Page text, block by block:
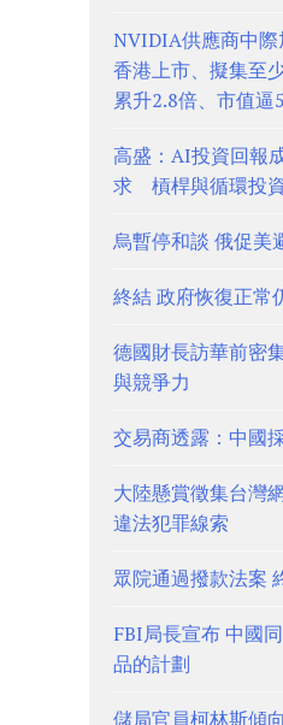
NVIDIA供應商中
香港上市、擬集至
累升2.8倍、市值逼
高盛：AI投資回報
求 槓桿與循環投
烏暫停和談 俄促美
終結 政府恢復正常
德國財長訪華前密
與競爭力
交易商透露：中國
大陸懸賞徵集台灣
違法犯罪線索
眾院通過撥款法案
FBI局長宣布 中國
品的計劃
儲局官員柯林斯傾